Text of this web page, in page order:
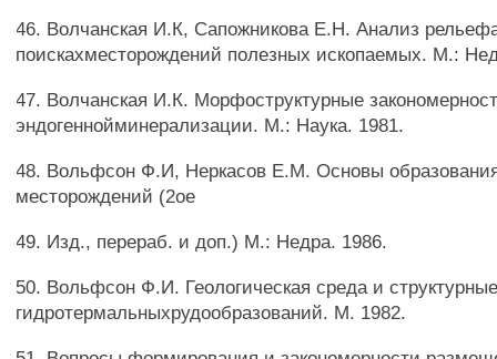
46. Волчанская И.К, Сапожникова Е.Н. Анализ
поискахместорождений полезных ископаемых. М.:
47. Волчанская И.К. Морфоструктурные
эндогеннойминерализации. М.: Наука. 1981.
48. Вольфсон Ф.И, Неркасов Е.М. Основы
месторождений (2ое
49. Изд., перераб. и доп.) М.: Недра. 1986.
50. Вольфсон Ф.И. Геологическая среда и
гидротермальныхрудообразований. М. 1982.